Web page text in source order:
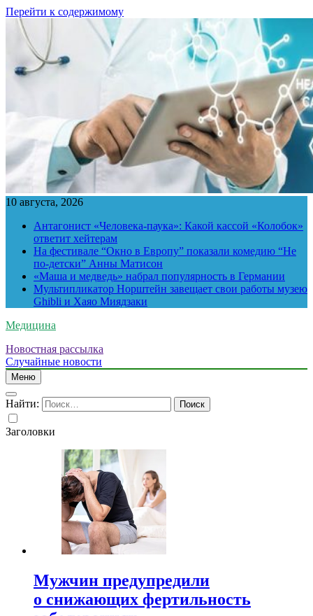
Перейти к содержимому
10 августа, 2026
Антагонист «Человека-паука»: Какой кассой «Колобок»
ответит хейтерам
На фестивале “Окно в Европу” показали комедию “Не
по-детски” Анны Матисон
«Маша и медведь» набрал популярность в Германии
Мультипликатор Норштейн завещает свои работы музею
Ghibli и Хаяо Миядзаки
Медицина
Новостная рассылка
Случайные новости
Меню
Найти:
Заголовки
Мужчин предупредили
о снижающих фертильность